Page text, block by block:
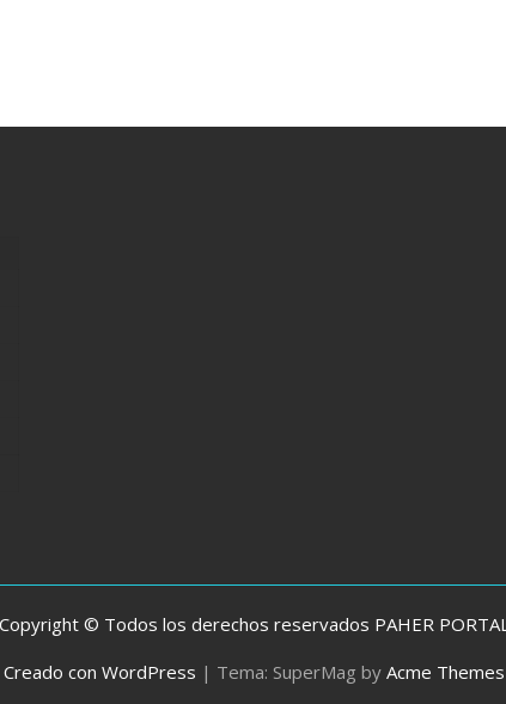
Copyright © Todos los derechos reservados PAHER PORTAL
Creado con WordPress | Tema: SuperMag by Acme Themes